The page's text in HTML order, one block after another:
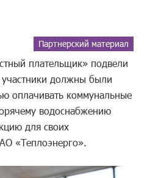
Партнерский материал
плательщик» подвели
должны были
оплачивать коммунальные
водоснабжению
для своих
«Теплоэнерго».